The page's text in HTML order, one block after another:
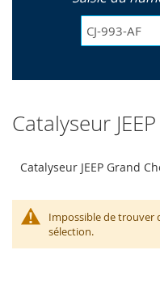
Catalyseur
Catalyseur JEEP Grand
Impossible de trouver
sélection.